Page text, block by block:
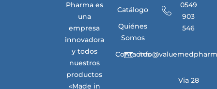
Pharma es
una
empresa
innovadora
y todos
nuestros
productos
«Made in
Catálogo
Quiénes
Somos
Contactos
0549
903
546
Via 28